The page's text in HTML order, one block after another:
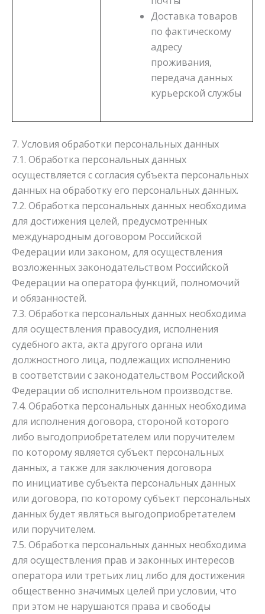
Доставка товаров
по фактическому
адресу
проживания,
передача данных
курьерской службы
7. Условия обработки персональных данных
7.1. Обработка персональных данных
осуществляется с согласия субъекта персональных
данных на обработку его персональных данных.
7.2. Обработка персональных данных необходима
для достижения целей, предусмотренных
международным договором Российской
Федерации или законом, для осуществления
возложенных законодательством Российской
Федерации на оператора функций, полномочий
и обязанностей.
7.3. Обработка персональных данных необходима
для осуществления правосудия, исполнения
судебного акта, акта другого органа или
должностного лица, подлежащих исполнению
в соответствии с законодательством Российской
Федерации об исполнительном производстве.
7.4. Обработка персональных данных необходима
для исполнения договора, стороной которого
либо выгодоприобретателем или поручителем
по которому является субъект персональных
данных, а также для заключения договора
по инициативе субъекта персональных данных
или договора, по которому субъект персональных
данных будет являться выгодоприобретателем
или поручителем.
7.5. Обработка персональных данных необходима
для осуществления прав и законных интересов
оператора или третьих лиц либо для достижения
общественно значимых целей при условии, что
при этом не нарушаются права и свободы